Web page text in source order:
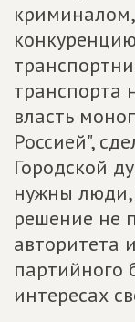
транспорта
власть
Россией",
Городской
нужны
решение не
авторитета
партийного
интересах